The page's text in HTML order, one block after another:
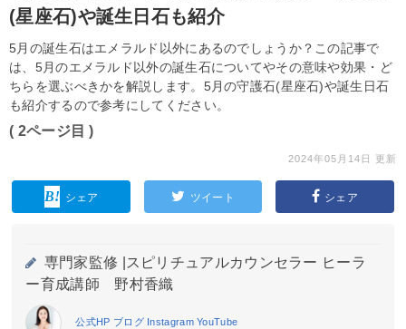
(星座石)や誕生日石も紹介
5月の誕生石はエメラルド以外にあるのでしょうか？この記事で
は、5月のエメラルド以外の誕生石についてやその意味や効果・ど
ちらを選ぶべきかを解説します。5月の守護石(星座石)や誕生日石
も紹介するので参考にしてください。
( 2ページ目 )
2024年05月14日 更新
シェア ツイート シェア
専門家監修 |
スピリチュアルカウンセラー ヒーラ
ー育成講師 野村香織
公式HP ブログ InstagramYouTube